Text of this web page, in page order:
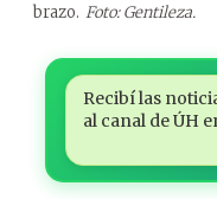
brazo. Foto: Gentileza.
Recibí las
al canal de ÚH